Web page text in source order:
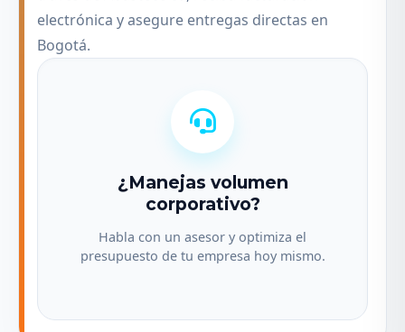
electrónica y asegure entregas directas en
Bogotá.
¿Manejas volumen
corporativo?
Habla con un asesor y optimiza el
presupuesto de tu empresa hoy mismo.